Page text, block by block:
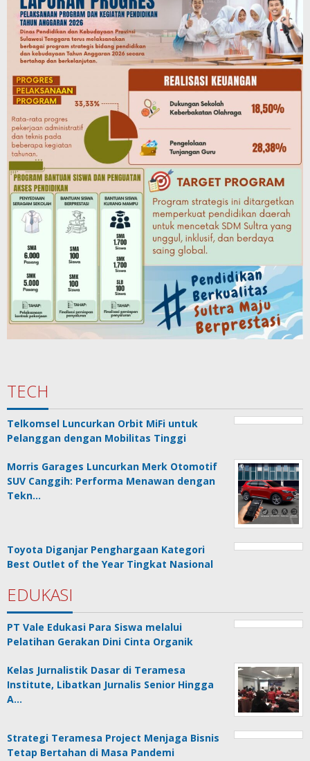
TECH
Telkomsel Luncurkan Orbit MiFi untuk
Pelanggan dengan Mobilitas Tinggi
Morris Garages Luncurkan Merk Otomotif
SUV Canggih: Performa Menawan dengan
Tekn…
Toyota Diganjar Penghargaan Kategori
Best Outlet of the Year Tingkat Nasional
EDUKASI
PT Vale Edukasi Para Siswa melalui
Pelatihan Gerakan Dini Cinta Organik
Kelas Jurnalistik Dasar di Teramesa
Institute, Libatkan Jurnalis Senior Hingga
A…
Strategi Teramesa Project Menjaga Bisnis
Tetap Bertahan di Masa Pandemi